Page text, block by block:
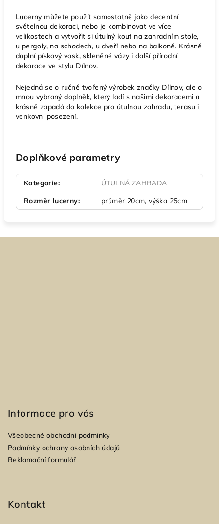
Lucerny můžete použít samostatně jako decentní
světelnou dekoraci, nebo je kombinovat ve více
velikostech a vytvořit si útulný kout na zahradním stole,
u pergoly, na schodech, u dveří nebo na balkoně. Krásně
doplní pískový vosk, skleněné vázy i další přírodní
dekorace ve stylu Dílnov.
Nejedná se o ručně tvořený výrobek značky Dílnov, ale o
mnou vybraný doplněk, který ladí s našimi dekoracemi a
krásně zapadá do kolekce pro útulnou zahradu, terasu i
venkovní posezení.
Doplňkové parametry
Kategorie:
ÚTULNÁ ZAHRADA
Rozměr lucerny: průměr 20cm, výška 25cm
Informace pro vás
Všeobecné obchodní podmínky
Podmínky ochrany osobních údajů
Reklamační formulář
Kontakt